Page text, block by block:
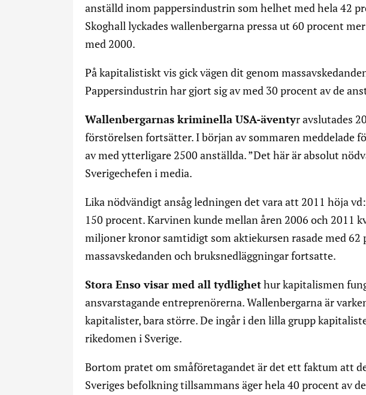
anställd inom pappersindustrin som helhet med hela 42
Skoghall lyckades wallenbergarna pressa ut 60 procent
med 2000.
På kapitalistiskt vis gick vägen dit genom
Pappersindustrin har gjort sig av med 30 procent av de
Wallenbergarnas kriminella USA-äventyr avslutades
förstörelsen fortsätter. I början av sommaren meddelade
av med ytterligare 2500 anställda. ”Det här är absolut
Sverigechefen i media.
Lika nödvändigt ansåg ledningen det vara att 2011 höja
150 procent. Karvinen kunde mellan åren 2006 och 2011
miljoner kronor samtidigt som aktiekursen rasade med 62
massavskedanden och bruksnedläggningar fortsatte.
Stora Enso visar med all tydlighethur kapitalismen
ansvarstagande entreprenörerna. Wallenbergarna är
kapitalister, bara större. De ingår i den lilla grupp
rikedomen i Sverige.
Bortom pratet om småföretagandet är det ett faktum att
Sveriges befolkning tillsammans äger hela 40 procent av